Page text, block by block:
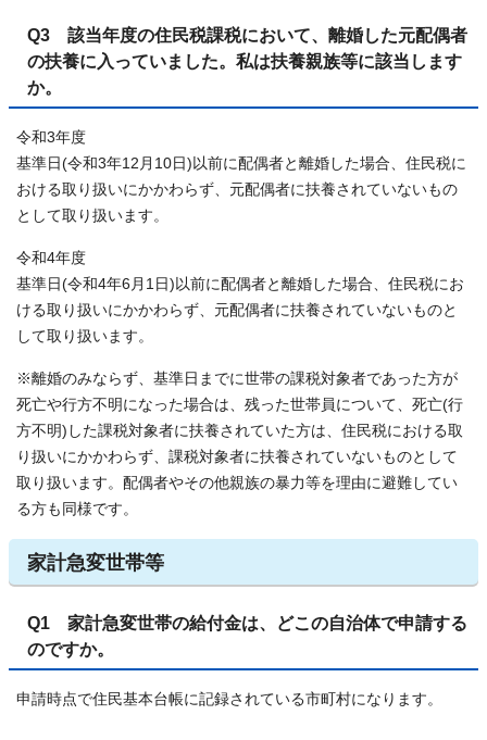
Q3 該当年度の住民税課税において、離婚した元配偶者
の扶養に入っていました。私は扶養親族等に該当します
か。
令和3年度
基準日(令和3年12月10日)以前に配偶者と離婚した場合、住民税に
おける取り扱いにかかわらず、元配偶者に扶養されていないもの
として取り扱います。
令和4年度
基準日(令和4年6月1日)以前に配偶者と離婚した場合、住民税にお
ける取り扱いにかかわらず、元配偶者に扶養されていないものと
して取り扱います。
※離婚のみならず、基準日までに世帯の課税対象者であった方が
死亡や行方不明になった場合は、残った世帯員について、死亡(行
方不明)した課税対象者に扶養されていた方は、住民税における取
り扱いにかかわらず、課税対象者に扶養されていないものとして
取り扱います。配偶者やその他親族の暴力等を理由に避難してい
る方も同様です。
家計急変世帯等
Q1 家計急変世帯の給付金は、どこの自治体で申請する
のですか。
申請時点で住民基本台帳に記録されている市町村になります。